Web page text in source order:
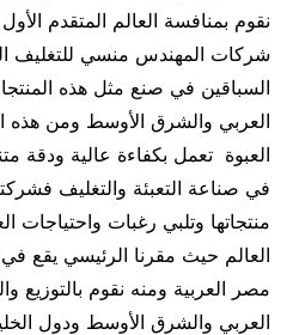
نقوم بمنافسة العالم المتقدم
السباقين في صنع مثل هذه
العربي والشرق الأوسط ومن هذه
العبوة تعمل بكفاءة عالية ودقة
في صناعة التعبئة والتغليف
منتجاتها وتلبي رغبات واحتياجات
العالم حيث مقرنا الرئيسي يقع
مصر العربية ومنه نقوم بالتوزيع
العربي والشرق الأوسط ودول